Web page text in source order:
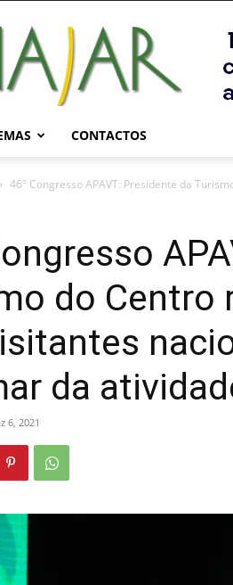
Viajar
Magazine
Online
CONTACTOS
46º Congresso APAVT: Presidente da
do Centro
da
6, 2021